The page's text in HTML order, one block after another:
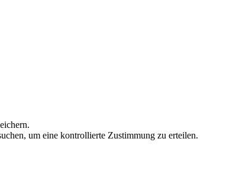
um eine kontrollierte Zustimmung zu erteilen.